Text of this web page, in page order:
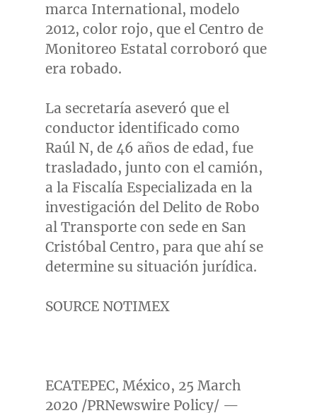
marca International, modelo
2012, color rojo, que el Centro de
Monitoreo Estatal corroboró que
era robado.
La secretaría aseveró que el
conductor identificado como
Raúl N, de 46 años de edad, fue
trasladado, junto con el camión,
a la Fiscalía Especializada en la
investigación del Delito de Robo
al Transportecon sede en San
Cristóbal Centro, para que ahí se
determine su situación jurídica.
SOURCE NOTIMEX
ECATEPEC, México, 25 March
2020 /PRNewswire Policy/ —